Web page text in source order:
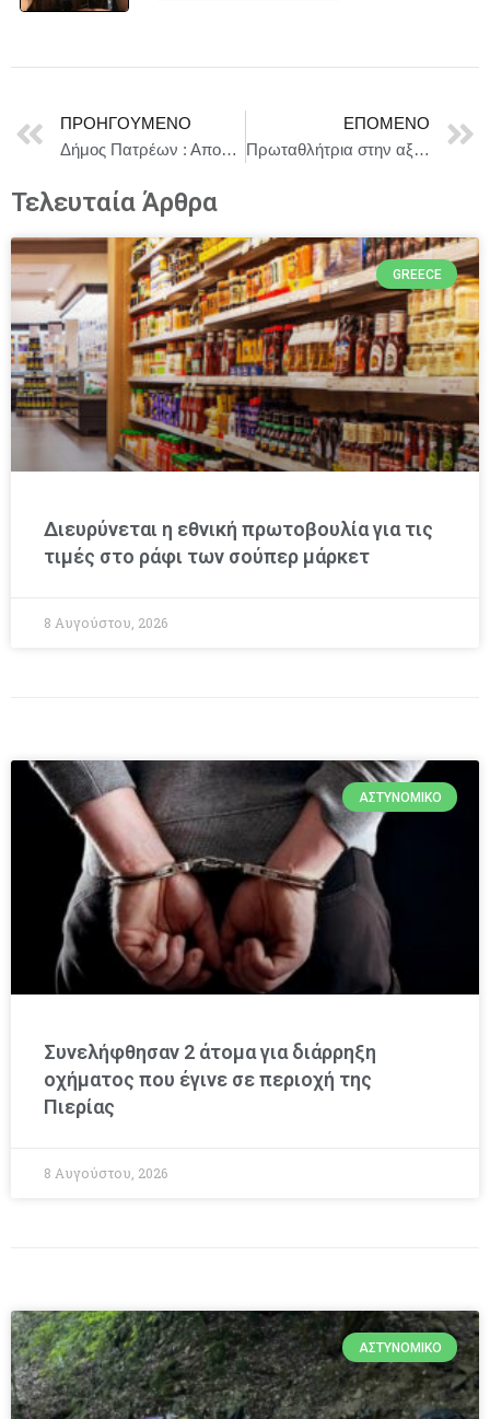
ΠΡΟΗΓΟΎΜΕΝΟ
Δήμος Πατρέων : Αποκατάσταση του κτιρίου της Δημοτικής Βιβλιοθήκης
ΕΠΌΜΕΝΟ
Πρωταθλήτρια στην αξιοποίηση των ευρωπαϊκών πόρων η Περιφέρεια Κεντρικής Μακεδονίας
Τελευταία Άρθρα
GREECE
Διευρύνεται η εθνική πρωτοβουλία για τις
τιμές στο ράφι των σούπερ μάρκετ
8 Αυγούστου, 2026
ΑΣΤΥΝΟΜΙΚΌ
Συνελήφθησαν 2 άτομα για διάρρηξη
οχήματος που έγινε σε περιοχή της
Πιερίας
8 Αυγούστου, 2026
ΑΣΤΥΝΟΜΙΚΌ